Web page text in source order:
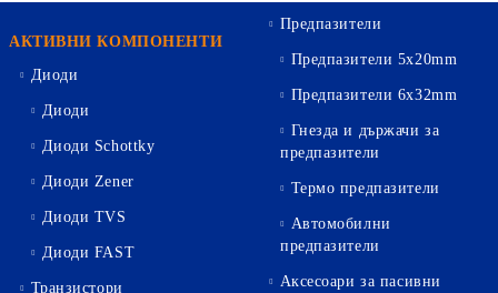
АКТИВНИ КОМПОНЕНТИ
Диоди
Диоди
Диоди Schottky
Диоди Zener
Диоди TVS
Диоди FAST
Транзистори
Предпазители
Предпазители 5х20mm
Предпазители 6х32mm
Гнезда и държачи за
предпазители
Термо предпазители
Автомобилни
предпазители
Аксесоари за пасивни